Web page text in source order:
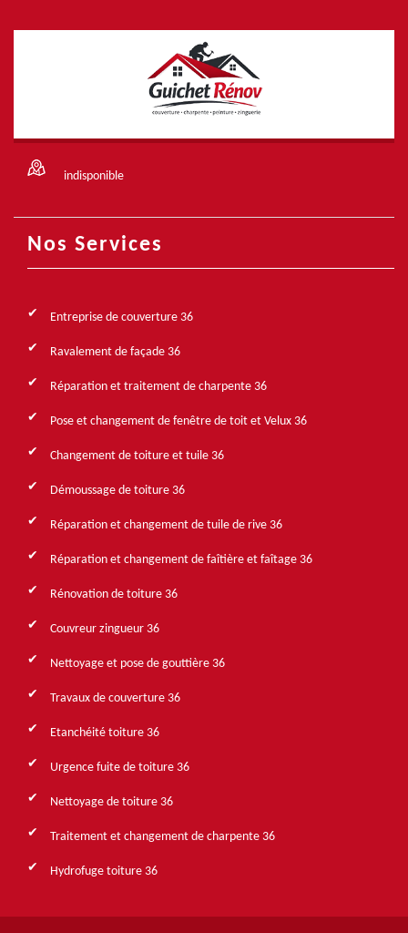
indisponible
Nos Services
Entreprise de couverture 36
Ravalement de façade 36
Réparation et traitement de charpente 36
Pose et changement de fenêtre de toit et Velux 36
Changement de toiture et tuile 36
Démoussage de toiture 36
Réparation et changement de tuile de rive 36
Réparation et changement de faîtière et faîtage 36
Rénovation de toiture 36
Couvreur zingueur 36
Nettoyage et pose de gouttière 36
Travaux de couverture 36
Etanchéité toiture 36
Urgence fuite de toiture 36
Nettoyage de toiture 36
Traitement et changement de charpente 36
Hydrofuge toiture 36